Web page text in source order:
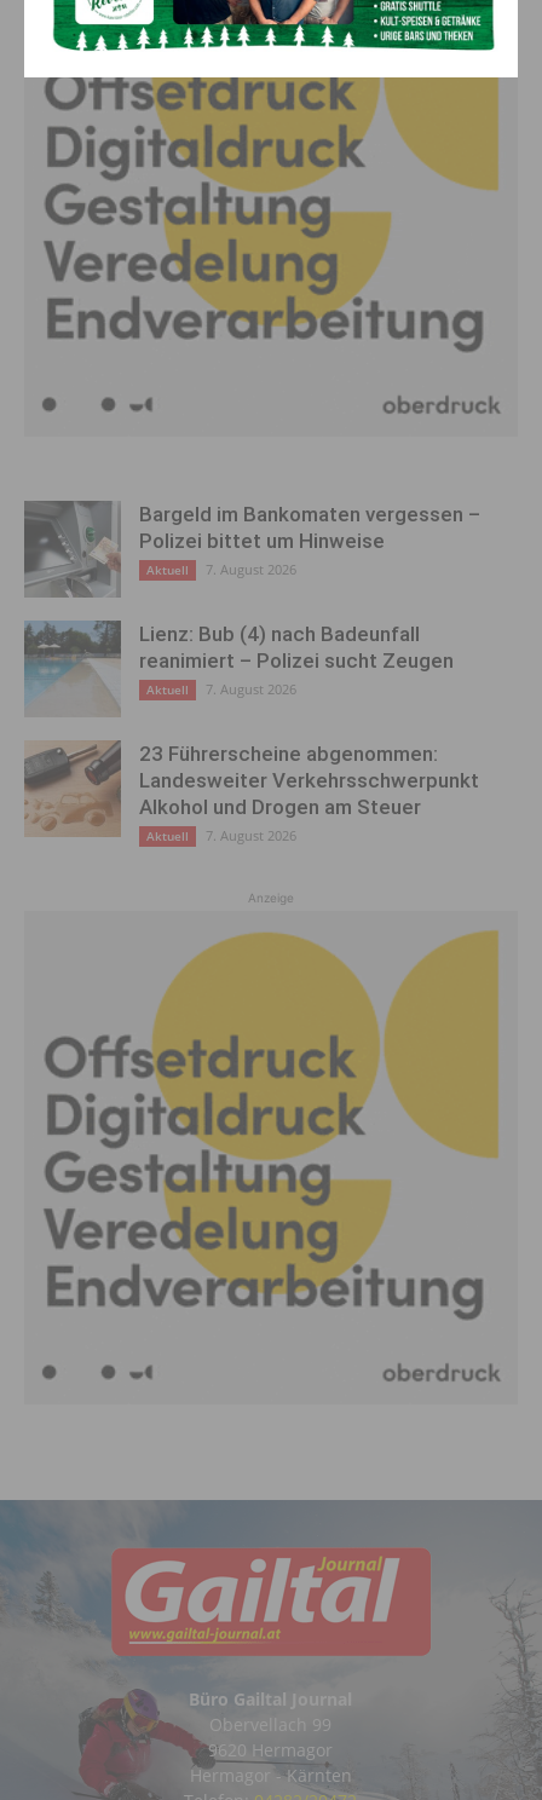
Bargeld im Bankomaten vergessen –
Polizei bittet um Hinweise
Aktuell 7. August 2026
Lienz: Bub (4) nach Badeunfall
reanimiert – Polizei sucht Zeugen
Aktuell 7. August 2026
23 Führerscheine abgenommen:
Landesweiter Verkehrsschwerpunkt
Alkohol und Drogen am Steuer
Aktuell 7. August 2026
Anzeige
Büro Gailtal Journal
Obervellach 99
9620 Hermagor
Hermagor - Kärnten